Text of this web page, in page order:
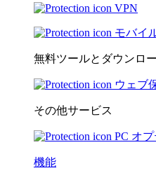
VPN
モバイ
無料ツールとダウンロ
ウェブ
その他サービス
PC オ
機能